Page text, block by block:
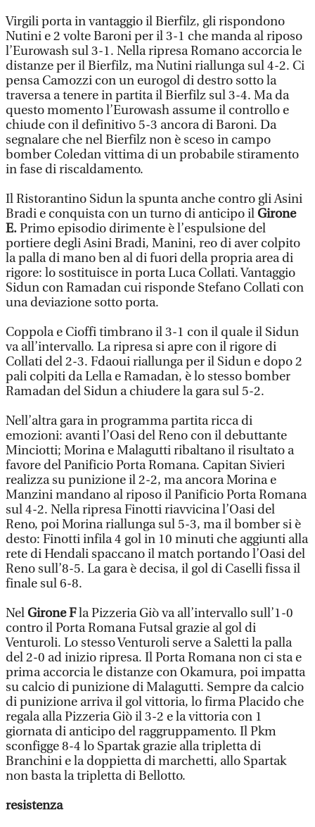
Virgili porta in vantaggio il Bierfilz, gli rispondono
Nutini e 2 volte Baroni per il 3-1 che manda al riposo
l’Eurowash sul 3-1. Nella ripresa Romano accorcia le
distanze per il Bierfilz, ma Nutini riallunga sul 4-2. Ci
pensa Camozzi con un eurogol di destro sotto la
traversa a tenere in partita il Bierfilz sul 3-4. Ma da
questo momento l’Eurowash assume il controllo e
chiude con il definitivo 5-3 ancora di Baroni. Da
segnalare che nel Bierfilz non è sceso in campo
bomber Coledan vittima di un probabile stiramento
in fase di riscaldamento.
Il Ristorantino Sidun la spunta anche contro gli Asini
Bradi e conquista con un turno di anticipo ilGirone
E.Primo episodio dirimente è l’espulsione del
portiere degli Asini Bradi, Manini, reo di aver colpito
la palla di mano ben al di fuori della propria area di
rigore: lo sostituisce in porta Luca Collati. Vantaggio
Sidun con Ramadan cui risponde Stefano Collati con
una deviazione sotto porta.
Coppola e Cioffi timbrano il 3-1 con il quale il Sidun
va all’intervallo. La ripresa si apre con il rigore di
Collati del 2-3. Fdaoui riallunga per il Sidun e dopo 2
pali colpiti da Lella e Ramadan, è lo stesso bomber
Ramadan del Sidun a chiudere la gara sul 5-2.
Nell’altra gara in programma partita ricca di
emozioni: avanti l’Oasi del Reno con il debuttante
Minciotti; Morina e Malagutti ribaltano il risultato a
favore del Panificio Porta Romana. Capitan Sivieri
realizza su punizione il 2-2, ma ancora Morina e
Manzini mandano al riposo il Panificio Porta Romana
sul 4-2. Nella ripresa Finotti riavvicina l’Oasi del
Reno, poi Morina riallunga sul 5-3, ma il bomber si è
desto: Finotti infila 4 gol in 10 minuti che aggiunti alla
rete di Hendali spaccano il match portando l’Oasi del
Reno sull’8-5. La gara è decisa, il gol di Caselli fissa il
finale sul 6-8.
NelGirone Fla Pizzeria Giò va all’intervallo sull’1-0
contro il Porta Romana Futsal grazie al gol di
Venturoli. Lo stesso Venturoli serve a Saletti la palla
del 2-0 ad inizio ripresa. Il Porta Romana non ci sta e
prima accorcia le distanze con Okamura, poi impatta
su calcio di punizione di Malagutti. Sempre da calcio
di punizione arriva il gol vittoria, lo firma Placido che
regala alla Pizzeria Giò il 3-2 e la vittoria con 1
giornata di anticipo del raggruppamento. Il Pkm
sconfigge 8-4 lo Spartak grazie alla tripletta di
Branchini e la doppietta di marchetti, allo Spartak
non basta la tripletta di Bellotto.
resistenza